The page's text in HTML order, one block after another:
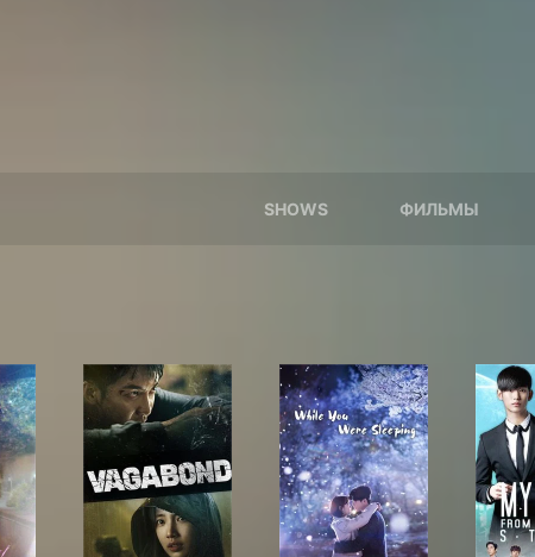
SHOWS ФИЛЬМЫ